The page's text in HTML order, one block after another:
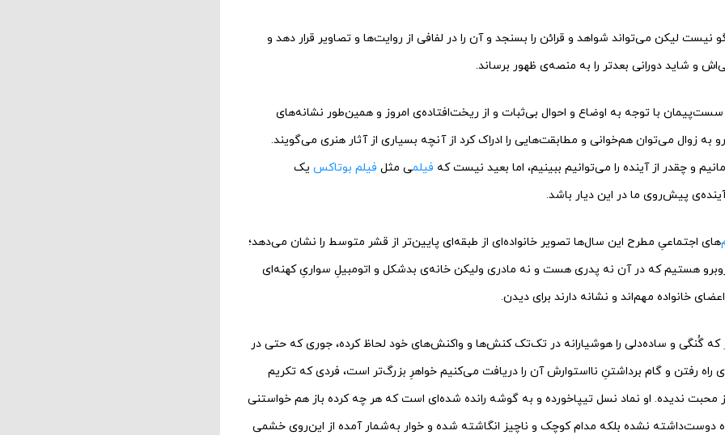
لیکن می‌تواند شواهد و قرائن را بسنجد و آن را در لفافی از روایت‌ها و تصاویر قرار دهد و
و شاید دورانی بعدتر را به منصه‌ی ظهور برساند.
با توجه به اوضاع و احوال بی‌ثبات و از ریخت‌افتاده‌ی امروز و همین‌‌طور نشانه‌های
به زوال‌ می‌‌توان هم‌خوانی و مطابقت‌هایی را ادراک کرد از آنچه بسیاری از آثار هنری می‌گویند.
و چقدر از آینده را می‌توانیم ببینیم، اما بعید نیست که فیلمی مثل فیلم بوتاکس یک
پیش‌روی ما در این دیار باشد.
های اجتماعیِ مطرح این سال‌ها تصویر خانواده‌‌ای از طبقه‌ای پایین‌تر از قشر متوسط را نشان می‌دهد؛
روبرو هستیم که در آن نه پدری هست و نه مادری ولیکن خانه‌ی بدشکل و اتومبیلِ سواریِ کهنه‌ای
خانواده مهم‌اند و نشانه دارند برای دیدن.
که گُنگی و ساده‌دلی را هوشیارانه در تک‌تک کنش‌ها و واکنش‌های خود لحاظ کرده، جوری که حتی در
رفتن و گام برداشتنِ نااستوارش آن را دریافت می‌کنیم خواهرِ بزرگ‌تر است، فردی که تکریم
محبت ندیده. او نماد نسل تیپاخورده و به گوشه رانده شده‌ای است که هر چه کرده باز هم خواستنی
دوست‌داشته نشده بلکه مدام کوچک و ناچیز انگاشته شده و خوار به‌شمار آمده از این‌روی خشمی